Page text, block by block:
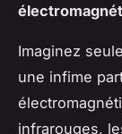
Imaginez
une infime
infrarouges,